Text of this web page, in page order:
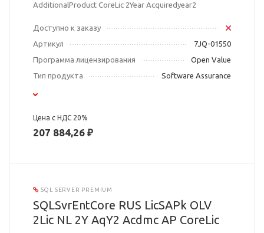
AdditionalProduct CoreLic 2Year Acquiredyear2
Доступно к заказу
Артикул
7JQ-01550
Программа лицензирования
Open Value
Тип продукта
Software Assurance
Цена с НДС 20%
207 884,26 ₽
SQL SERVER PREMIUM
SQLSvrEntCore RUS LicSAPk OLV
2Lic NL 2Y AqY2 Acdmc AP CoreLic